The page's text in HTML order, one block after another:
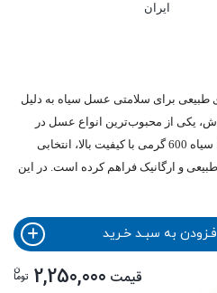
ایران
معجزه‌ای طبیعی برای سلامتی عسل سیاه به دلیل
یکی از محبوب‌ترین انواع عسل در
جهان است. برند هاکان با ارائه عسل سیاه 600 گرمی با کیفیت بالا، انتخابی
و ارگانیک فراهم کرده است. در این
به سبـد خـرید
قیمت 2,250,000 توما
ن